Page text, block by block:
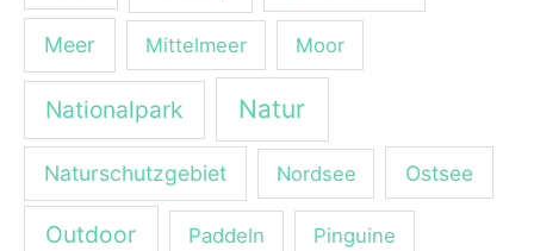
Meer Mittelmeer Moor
Nationalpark Natur
Naturschutzgebiet Nordsee Ostsee
Outdoor Paddeln Pinguine